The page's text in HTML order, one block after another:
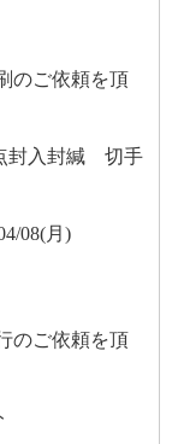
のご依頼を頂
封入封緘 切手
08(月)
のご依頼を頂